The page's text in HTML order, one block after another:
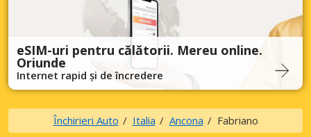
eSIM-uri pentru călătorii. Mereu online.
Oriunde
Internet rapid și de încredere
Închirieri Auto Italia Ancona Fabriano